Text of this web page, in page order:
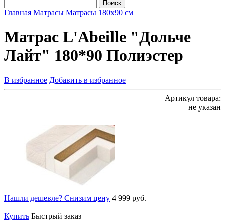
Главная Матрасы Матрасы 180х90 см
Матрас L'Abeille "Дольче
Лайт" 180*90 Полиэстер
В избранное Добавить в избранное
Артикул товара:
не указан
Нашли дешевле? Снизим цену 4 999 руб.
Купить Быстрый заказ